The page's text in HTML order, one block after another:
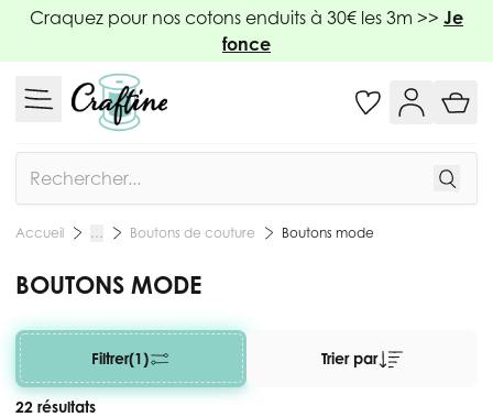
Allez au contenu
Craquez pour nos cotons enduits à 30€ les 3m >> Je
fonce
Accueil … Boutons de couture Boutons mode
BOUTONS MODE
Filtrer(1)
22 résultats
Trier par